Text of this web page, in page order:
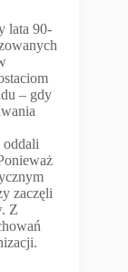
lata 90-
– gdy
zaczęli
Z